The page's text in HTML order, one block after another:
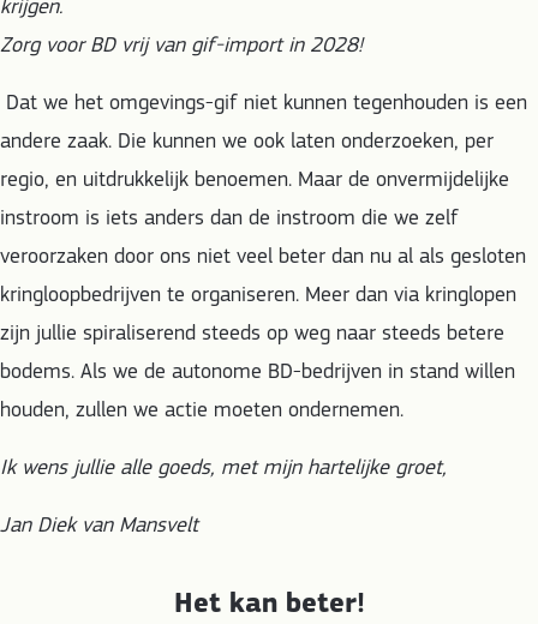
krijgen.
Zorg voor BD vrij van gif-import in 2028!
Dat we het omgevings-gif niet kunnen tegenhouden is een
andere zaak. Die kunnen we ook laten onderzoeken, per
regio, en uitdrukkelijk benoemen. Maar de onvermijdelijke
instroom is iets anders dan de instroom die we zelf
veroorzaken door ons niet veel beter dan nu al als gesloten
kringloopbedrijven te organiseren. Meer dan via kringlopen
zijn jullie spiraliserend steeds op weg naar steeds betere
bodems. Als we de autonome BD-bedrijven in stand willen
houden, zullen we actie moeten ondernemen.
Ik wens jullie alle goeds, met mijn hartelijke groet,
Jan Diek van Mansvelt
Het kan beter!